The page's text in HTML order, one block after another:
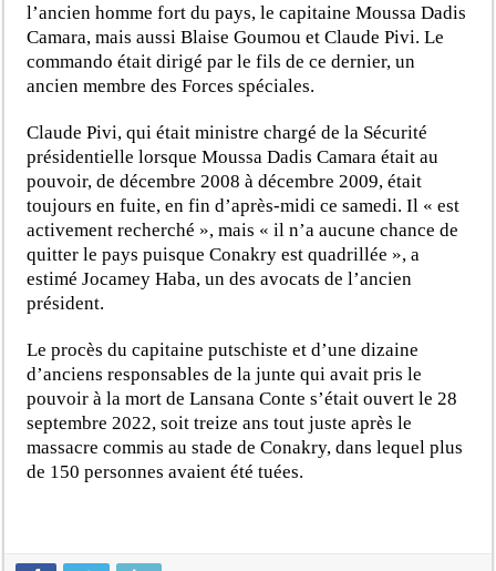
l’ancien homme fort du pays, le capitaine Moussa Dadis
Camara, mais aussi Blaise Goumou et Claude Pivi. Le
commando était dirigé par le fils de ce dernier, un
ancien membre des Forces spéciales.
Claude Pivi, qui était ministre chargé de la Sécurité
présidentielle lorsque Moussa Dadis Camara était au
pouvoir, de décembre 2008 à décembre 2009, était
toujours en fuite, en fin d’après-midi ce samedi. Il « est
activement recherché », mais « il n’a aucune chance de
quitter le pays puisque Conakry est quadrillée », a
estimé Jocamey Haba, un des avocats de l’ancien
président.
Le procès du capitaine putschiste et d’une dizaine
d’anciens responsables de la junte qui avait pris le
pouvoir à la mort de Lansana Conte s’était ouvert le 28
septembre 2022, soit treize ans tout juste après le
massacre commis au stade de Conakry, dans lequel plus
de 150 personnes avaient été tuées.